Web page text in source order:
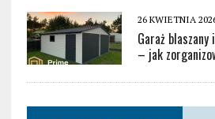
26 KWIETNIA
Garaż blaszany
– jak